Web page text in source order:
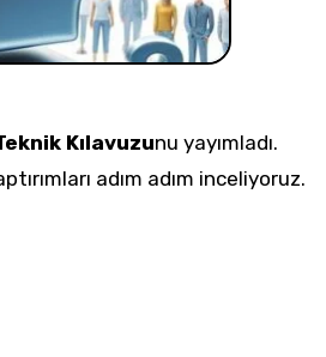
Kılavuzunu yayımladı.
adım adım inceliyoruz.